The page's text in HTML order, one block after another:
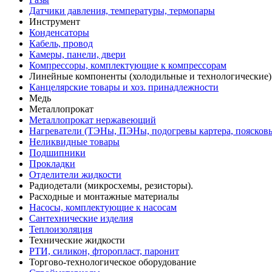
Датчики давления, температуры, термопары
Инструмент
Конденсаторы
Кабель, провод
Камеры, панели, двери
Компрессоры, комплектующие к компрессорам
Линейные компоненты (холодильные и технологические)
Канцелярские товары и хоз. принадлежности
Медь
Металлопрокат
Металлопрокат нержавеющий
Нагреватели (ТЭНы, ПЭНы, подогревы картера,
Неликвидные товары
Подшипники
Прокладки
Отделители жидкости
Радиодетали (микросхемы, резисторы).
Расходные и монтажные материалы
Насосы, комплектующие к насосам
Сантехнические изделия
Теплоизоляция
Технические жидкости
РТИ, силикон, фторопласт, паронит
Торгово-технологическое оборудование